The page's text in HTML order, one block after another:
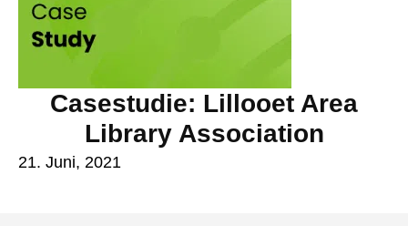
Casestudie: Lillooet Area
Library Association
21. Juni, 2021